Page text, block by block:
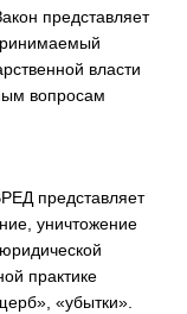
представляет
власти
вопросам
представляет
уничтожение
практике
«убытки».